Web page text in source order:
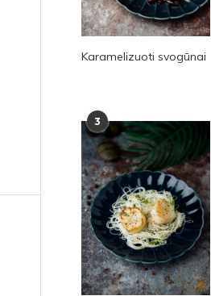
Karamelizuoti svogūnai
3